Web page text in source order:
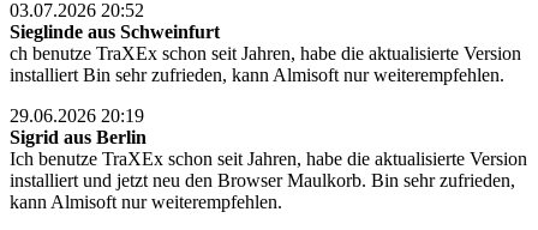
03.07.2026 20:52
Sieglinde aus Schweinfurt
ch benutze TraXEx schon seit Jahren, habe die aktualisierte Version
installiert Bin sehr zufrieden, kann Almisoft nur weiterempfehlen.
29.06.2026 20:19
Sigrid aus Berlin
Ich benutze TraXEx schon seit Jahren, habe die aktualisierte Version
installiert und jetzt neu den Browser Maulkorb. Bin sehr zufrieden,
kann Almisoft nur weiterempfehlen.